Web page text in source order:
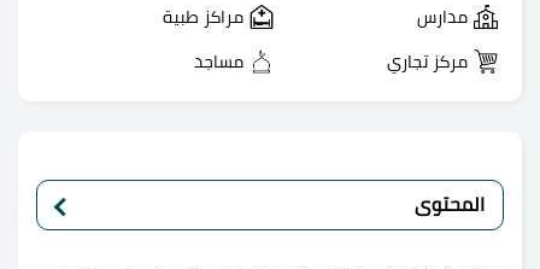
مدارس مراكز طبية
مركز تجاري مساجد
المحتوى